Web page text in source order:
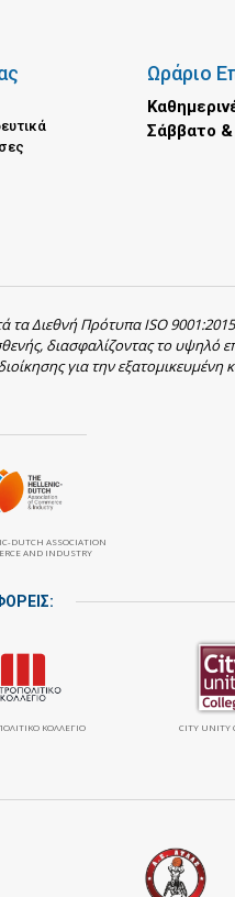
Ωράριο
Σάββατο &
τα Διεθνή Πρότυπα ISO
διασφαλίζοντας το υψηλό
για την εξατομικευμένη
DUTCH ASSOCIATION
AND INDUSTRY
ΚΟΛΛΈΓΙΟ CITY UNITY